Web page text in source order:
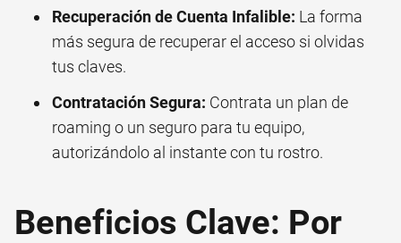
Recuperación de Cuenta Infalible: La forma
más segura de recuperar el acceso si olvidas
tus claves.
Contratación Segura: Contrata un plan de
roaming o un seguro para tu equipo,
autorizándolo al instante con tu rostro.
Beneficios Clave: Por